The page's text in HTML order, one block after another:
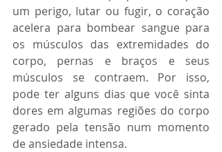
um perigo, lutar ou fugir, o coração
acelera para bombear sangue para
os músculos das extremidades do
corpo, pernas e braços e seus
músculos se contraem. Por isso,
pode ter alguns dias que você sinta
dores em algumas regiões do corpo
gerado pela tensão num momento
de ansiedade intensa.